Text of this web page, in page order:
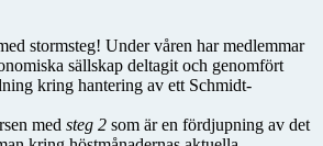
stormsteg! Under våren har medlemmar
sällskap deltagit och genomfört
kring hantering av ett Schmidt-
med steg 2 som är en fördjupning av det